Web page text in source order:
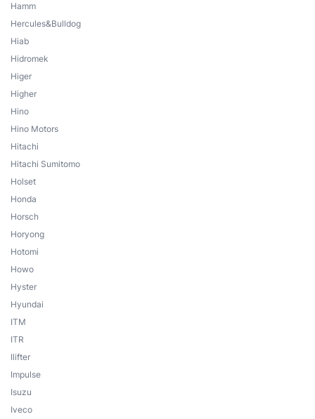
Hamm
Hercules&Bulldog
Hiab
Hidromek
Higer
Higher
Hino
Hino Motors
Hitachi
Hitachi Sumitomo
Holset
Honda
Horsch
Horyong
Hotomi
Howo
Hyster
Hyundai
ITM
ITR
Ilifter
Impulse
Isuzu
Iveco